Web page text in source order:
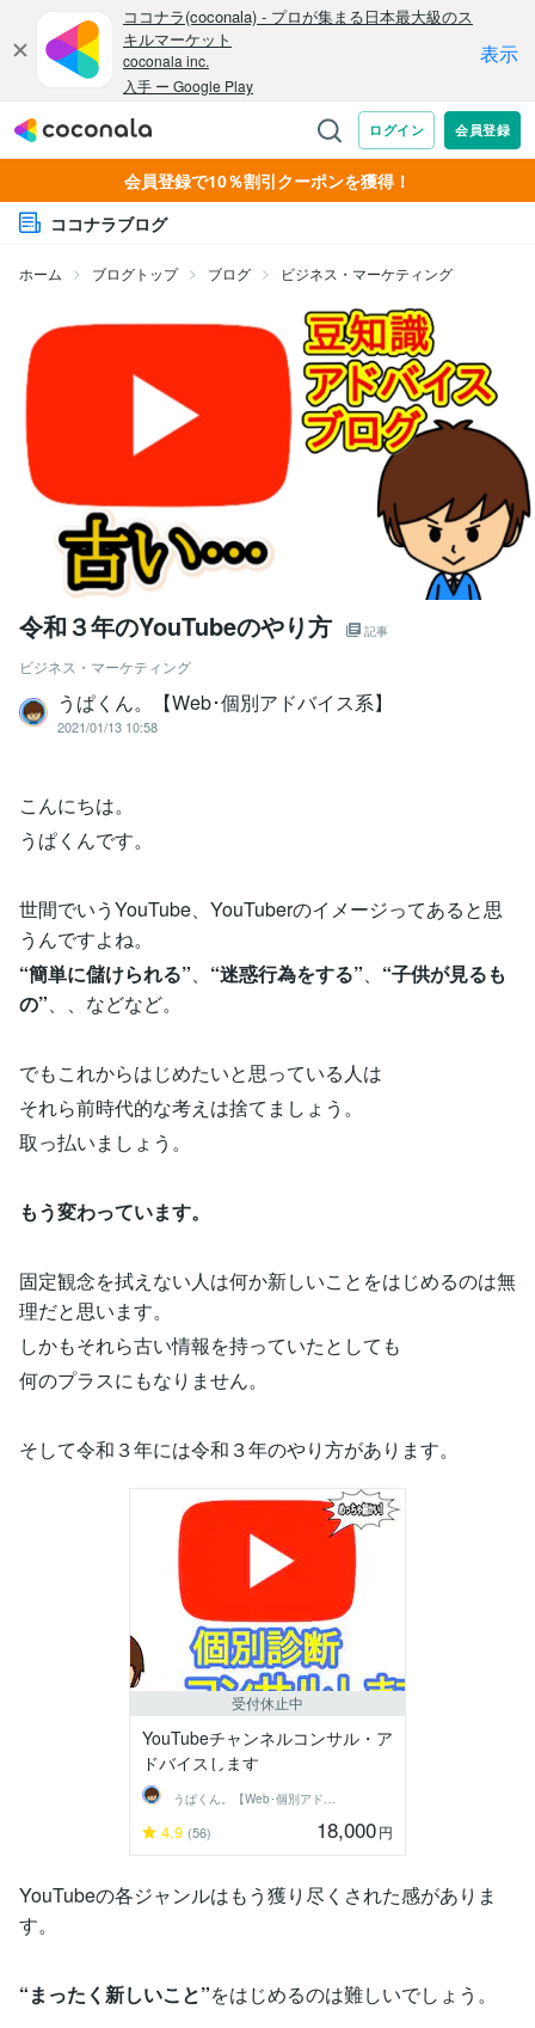
会員登録で10％割引クーポンを獲得！
ココナラブログ
ホーム ブログトップ ブログ ビジネス・マーケティング
令和３年のYouTubeのやり方 記事
ビジネス・マーケティング
うぱくん。【Web･個別アドバイス系】
2021/01/13 10:58
こんにちは。
うぱくんです。
世間でいうYouTube、YouTuberのイメージってあると思
うんですよね。
“簡単に儲けられる”、 “迷惑行為をする”、 “子供が見るも
の”、、などなど。
でもこれからはじめたいと思っている人は
それら前時代的な考えは捨てましょう。
取っ払いましょう。
もう変わっています。
固定観念を拭えない人は何か新しいことをはじめるのは無
理だと思います。
しかもそれら古い情報を持っていたとしても
何のプラスにもなりません。
そして令和３年には令和３年のやり方があります。
受付休止中
YouTubeチャンネルコンサル・ア
ドバイスします
うぱくん。【Web･個別アドバイス系】
4.9 (56) 18,000円
YouTubeの各ジャンルはもう獲り尽くされた感がありま
す。
“まったく新しいこと”をはじめるのは難しいでしょう。